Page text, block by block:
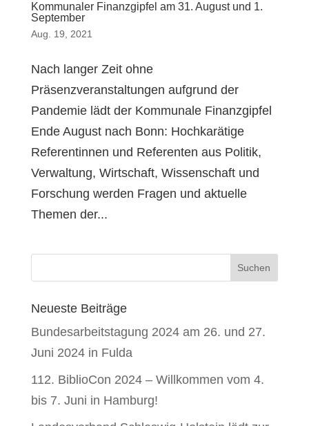
Kommunaler Finanzgipfel am 31. August und 1.
September
Aug. 19, 2021
Nach langer Zeit ohne
Präsenzveranstaltungen aufgrund der
Pandemie lädt der Kommunale Finanzgipfel
Ende August nach Bonn: Hochkarätige
Referentinnen und Referenten aus Politik,
Verwaltung, Wirtschaft, Wissenschaft und
Forschung werden Fragen und aktuelle
Themen der...
Neueste Beiträge
Bundesarbeitstagung 2024 am 26. und 27.
Juni 2024 in Fulda
112. BiblioCon 2024 – Willkommen vom 4.
bis 7. Juni in Hamburg!